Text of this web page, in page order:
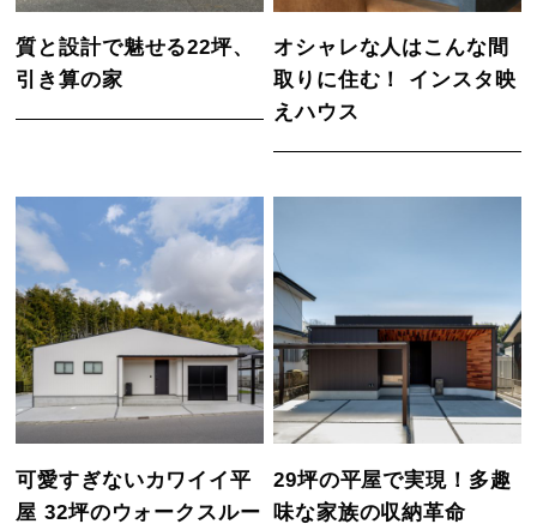
質と設計で魅せる22坪、
引き算の家
オシャレな人はこんな間
取りに住む！ インスタ映
えハウス
可愛すぎないカワイイ平
屋 32坪のウォークスルー
29坪の平屋で実現！多趣
味な家族の収納革命